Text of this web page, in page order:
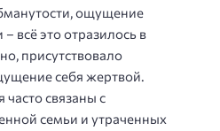
ощущение
всё это отразилось в
присутствовало
себя жертвой.
связаны с
семьи и утраченных